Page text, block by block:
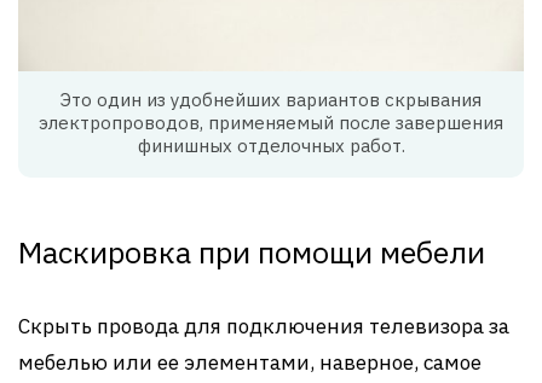
Это один из удобнейших вариантов скрывания
электропроводов, применяемый после завершения
финишных отделочных работ.
Маскировка при помощи мебели
Скрыть провода для подключения телевизора за
мебелью или ее элементами, наверное, самое